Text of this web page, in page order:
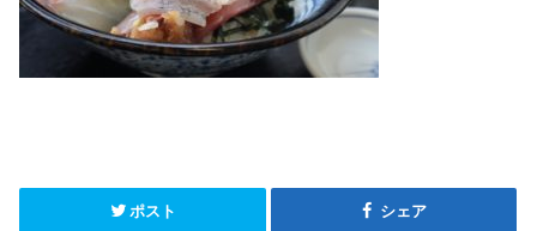
ポスト シェア